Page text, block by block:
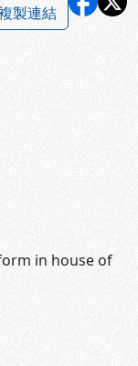
製連結
in house of